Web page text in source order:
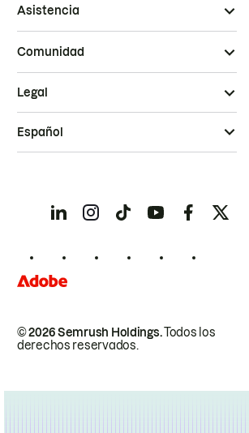
Asistencia
Comunidad
© 2026 Semrush Holdings.Todos los
derechos reservados.
Legal
Español